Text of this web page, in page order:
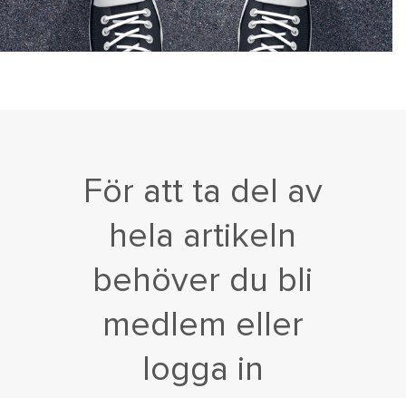
För att ta del av
hela artikeln
behöver du bli
medlem eller
logga in